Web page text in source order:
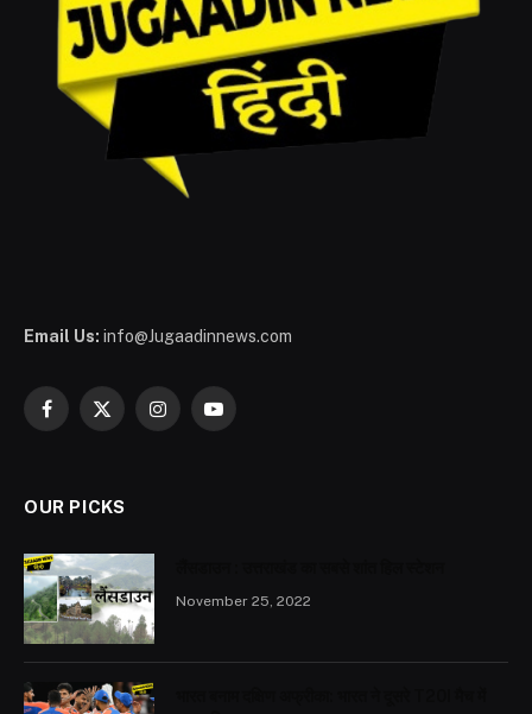
Email Us: info@Jugaadinnews.com
Facebook
X
InstagramYouTube
OUR PICKS
November 25, 2022